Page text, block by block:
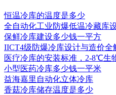
恒温冷库的温度是多少
全自动化工业防爆低温冷藏库
保鲜冷库建设多少钱一平方
IICT4级防爆冷库设计与造价全
医疗冷库的安装标准，2-8℃生
小型医药冷库多少钱一平米
益海嘉里自动化立体冷库
香菇冷库储存温度是多少